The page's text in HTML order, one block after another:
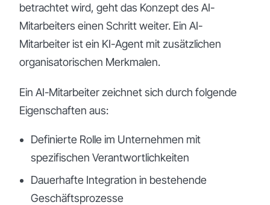
betrachtet wird, geht das Konzept des AI-
Mitarbeiters einen Schritt weiter. Ein AI-
Mitarbeiter ist ein KI-Agent mit zusätzlichen
organisatorischen Merkmalen.
Ein AI-Mitarbeiter zeichnet sich durch folgende
Eigenschaften aus:
Definierte Rolle im Unternehmen mit
spezifischen Verantwortlichkeiten
Dauerhafte Integration in bestehende
Geschäftsprozesse